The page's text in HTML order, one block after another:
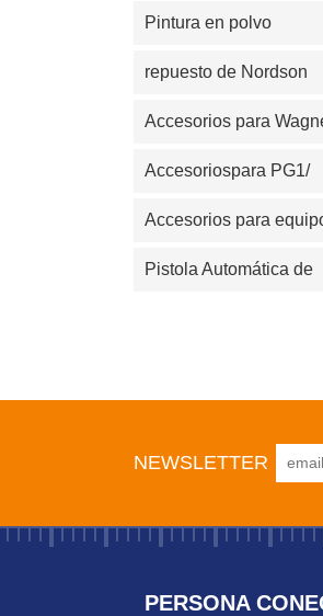
polvo
Pintura en polvo
electrost&#225;tica
repuesto de Nordson
Accesorios para
Accesoriospara PG1/
PG2A/Easyselect/OPTI
Accesorios para
de recubrimiento
Pistola Automática de
NEWSLETTER
PERSONA